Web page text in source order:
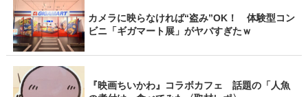
カメラに映らなければ“盗み”OK！ 体験型コン
ビニ「ギガマート展」がヤバすぎたｗ
『映画ちいかわ』コラボカフェ 話題の「人魚